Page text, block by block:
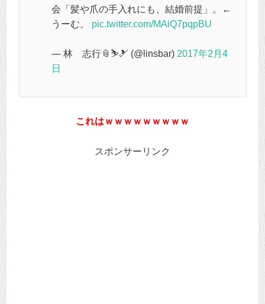
会「髪や爪の手入れにも、結婚前提」。←
うーむ。 pic.twitter.com/MAiQ7pqpBU
— 林 志行📎⛷🎿 (@linsbar) 2017年2月4
日
これはｗｗｗｗｗｗｗｗｗ
スポンサーリンク